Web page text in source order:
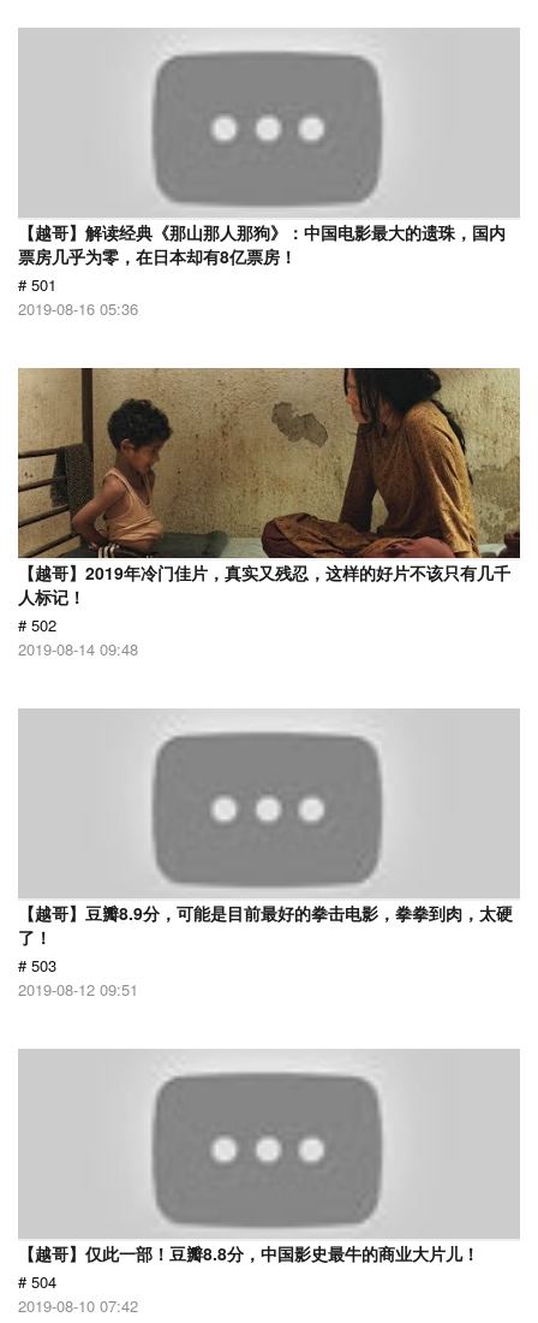
【越哥】解读经典《那山那人那狗》：中国电影最大的遗珠，国内
票房几乎为零，在日本却有8亿票房！
# 501
2019-08-16 05:36
【越哥】2019年冷门佳片，真实又残忍，这样的好片不该只有几千
人标记！
# 502
2019-08-14 09:48
【越哥】豆瓣8.9分，可能是目前最好的拳击电影，拳拳到肉，太硬
了！
# 503
2019-08-12 09:51
【越哥】仅此一部！豆瓣8.8分，中国影史最牛的商业大片儿！
# 504
2019-08-10 07:42